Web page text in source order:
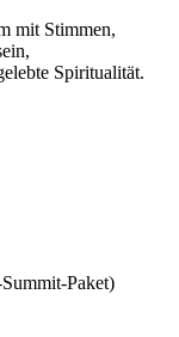
mit Stimmen,
Spiritualität.
Paket)